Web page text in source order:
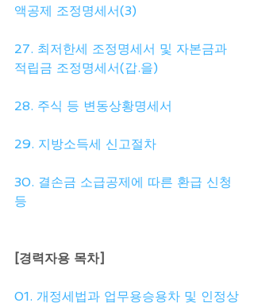
액공제 조정명세서(3)
27. 최저한세 조정명세서 및 자본금과
적립금 조정명세서(갑.을)
28. 주식 등 변동상황명세서
29. 지방소득세 신고절차
30. 결손금 소급공제에 따른 환급 신청
등
[경력자용 목차]
01. 개정세법과 업무용승용차 및 인정상